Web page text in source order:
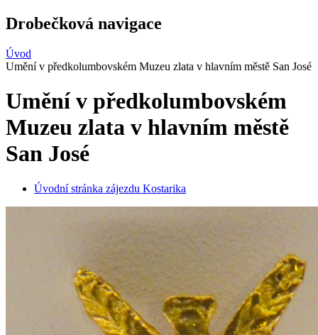
Drobečková navigace
Úvod
Umění v předkolumbovském Muzeu zlata v hlavním městě San José
Umění v předkolumbovském
Muzeu zlata v hlavním městě
San José
Úvodní stránka zájezdu Kostarika